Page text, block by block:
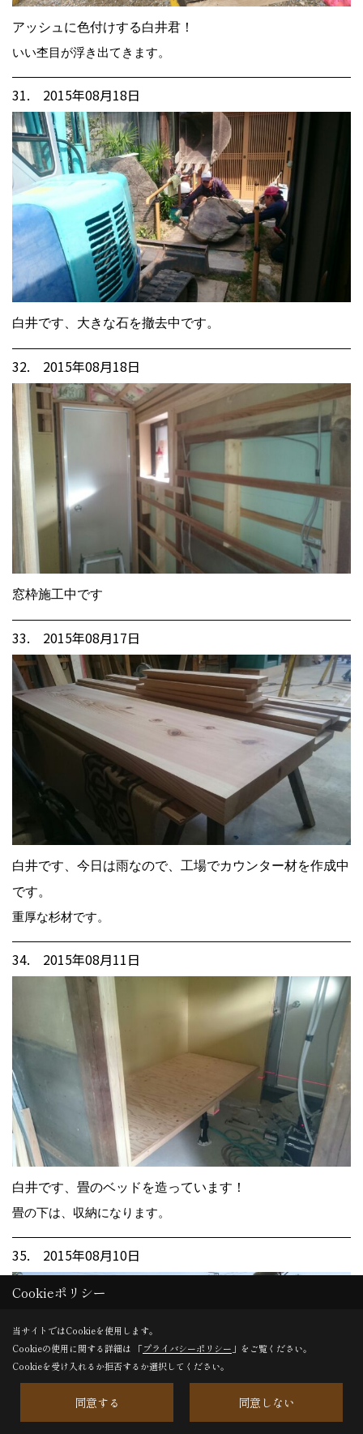
アッシュに色付けする白井君！
いい杢目が浮き出てきます。
31. 2015年08月18日
白井です、大きな石を撤去中です。
32. 2015年08月18日
窓枠施工中です
33. 2015年08月17日
白井です、今日は雨なので、工場でカウンター材を作成中
です。
重厚な杉材です。
34. 2015年08月11日
白井です、畳のベッドを造っています！
畳の下は、収納になります。
35. 2015年08月10日
Cookieポリシー
当サイトではCookieを使用します。
Cookieの使用に関する詳細は 「プライバシーポリシー 」をご覧ください。
Cookieを受け入れるか拒否するか選択してください。
同意する 同意しない